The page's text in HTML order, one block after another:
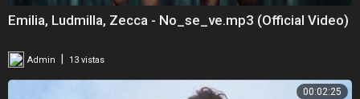
Emilia, Ludmilla, Zecca - No_se_ve.mp3 (Official Video)
Admin 13 vistas
00:02:25